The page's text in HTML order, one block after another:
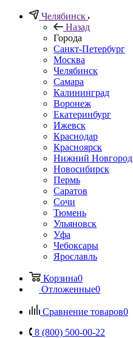
Челябинск
Назад
Города
Санкт-Петербург
Москва
Челябинск
Самара
Калининград
Воронеж
Екатеринбург
Ижевск
Краснодар
Красноярск
Нижний Новгород
Новосибирск
Пермь
Саратов
Сочи
Тюмень
Ульяновск
Уфа
Чебоксары
Ярославль
Корзина0
Отложенные0
Сравнение товаров0
8 (800) 500-00-22